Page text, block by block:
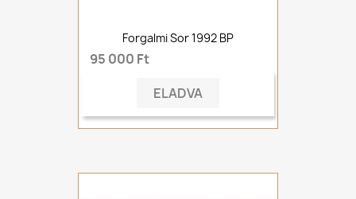
Forgalmi Sor 1992 BP
95 000 Ft
ELADVA